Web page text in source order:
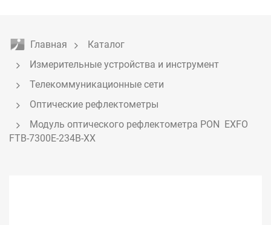
Главная
Каталог
Измерительные устройства и инструмент
Телекоммуникационные сети
Оптические рефлектометры
Модуль оптического рефлектометра PON  EXFO
FTB-7300E-234B-XX